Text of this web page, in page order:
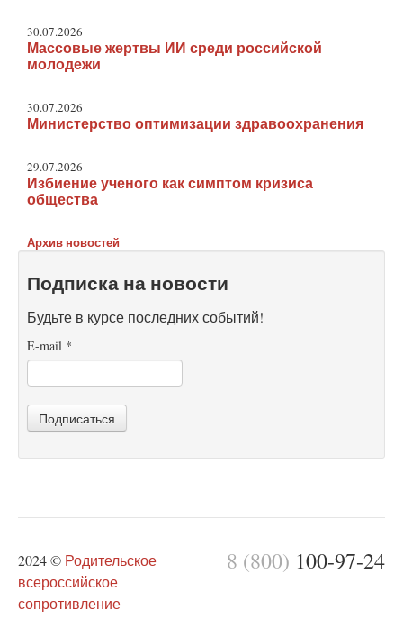
30.07.2026
Массовые жертвы ИИ среди российской
молодежи
30.07.2026
Министерство оптимизации здравоохранения
29.07.2026
Избиение ученого как симптом кризиса
общества
Архив новостей
Подписка на новости
Будьте в курсе последних событий!
E-mail *
Подписаться
8 (800) 100-97-24
2024 © Родительское
всероссийское
сопротивление